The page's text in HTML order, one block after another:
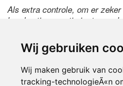
Wij gebruiken
Wij maken gebruik van
tracking-technologieÃ«n
Als extra controle, om er
handmatige reactie is, typ
de code te wijzigen.